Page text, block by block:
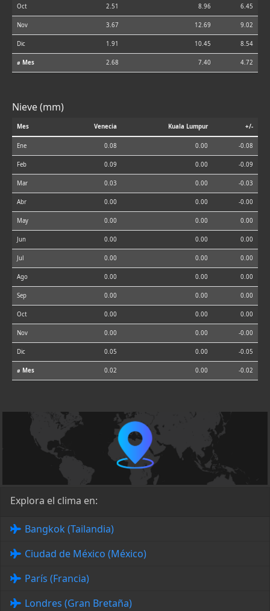
Oct 2.51 8.96 6.45
Nov 3.67 12.69 9.02
Dic 1.91 10.45 8.54
⌀ Mes 2.68 7.40 4.72
Nieve (mm)
Mes Venecia Kuala Lumpur +/-
Ene 0.08 0.00 -0.08
Feb 0.09 0.00 -0.09
Mar 0.03 0.00 -0.03
Abr 0.00 0.00 -0.00
May 0.00 0.00 0.00
Jun 0.00 0.00 0.00
Jul 0.00 0.00 0.00
Ago 0.00 0.00 0.00
Sep 0.00 0.00 0.00
Oct 0.00 0.00 0.00
Nov 0.00 0.00 -0.00
Dic 0.05 0.00 -0.05
⌀ Mes 0.02 0.00 -0.02
Explora el clima en:
Bangkok (Tailandia)
Ciudad de México (México)
París (Francia)
Londres (Gran Bretaña)